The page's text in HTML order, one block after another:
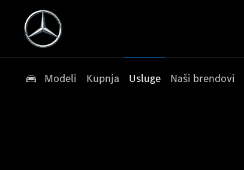
Modeli Kupnja Usluge Naši brendovi